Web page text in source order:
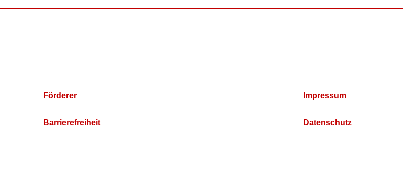
Förderer
Barrierefreiheit
Impressum
Datenschutz